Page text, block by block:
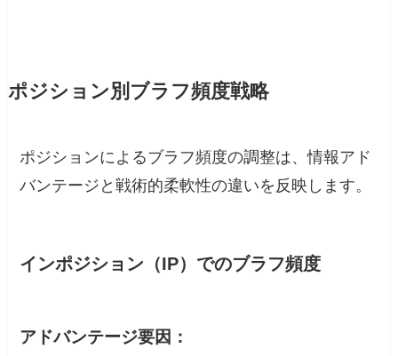
ポジション別ブラフ頻度戦略
ポジションによるブラフ頻度の調整は、情報アド
バンテージと戦術的柔軟性の違いを反映します。
インポジション（IP）でのブラフ頻度
アドバンテージ要因：